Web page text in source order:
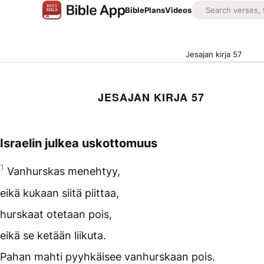
BiblePlansVideos
Jesajan kirja 57
JESAJAN KIRJA 57
Israelin julkea uskottomuus
1 Vanhurskas menehtyy,
eikä kukaan siitä piittaa,
hurskaat otetaan pois,
eikä se ketään liikuta.
Pahan mahti pyyhkäisee vanhurskaan pois.